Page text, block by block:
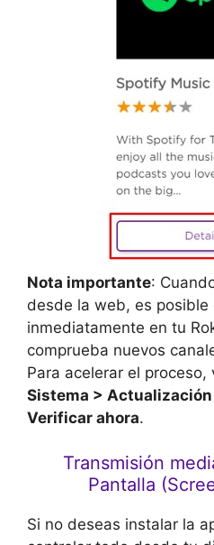
Nota importante:
desde la web, es posible
inmediatamente en tu
comprueba nuevos
Para acelerar el proceso,
Sistema >
Verificar ahora.
Transmisión
Pantalla
Si no deseas instalar la